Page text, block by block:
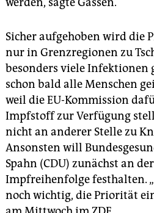
Sicher aufgehoben wird die
nur in Grenzregionen zu
besonders viele Infektionen
schon bald alle Menschen
weil die EU-Kommission
Impfstoff zur Verfügung
nicht an anderer Stelle zu
Ansonsten will
Spahn (CDU) zunächst an
Impfreihenfolge festhalten.
noch wichtig, die Priorität